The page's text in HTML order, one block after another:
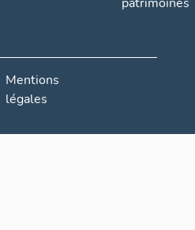
Mentions
légales